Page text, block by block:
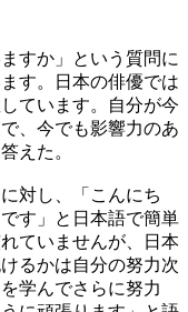
すか」という質問に
す。日本の俳優では
ています。自分が今
、今でも影響力のあ
えた。
対し、「こんにち
す」と日本語で簡単
ていませんが、日本
るかは自分の努力次
学んでさらに努力